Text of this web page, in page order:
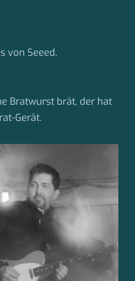
von Seeed.
Bratwurst brät, der hat
Gerät.